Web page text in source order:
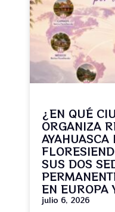
¿EN QUÉ
ORGANIZA
SUS DOS
EN EUROPA
julio 6, 2026